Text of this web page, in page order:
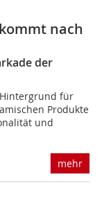
nach
der
für
Produkte
und
mehr